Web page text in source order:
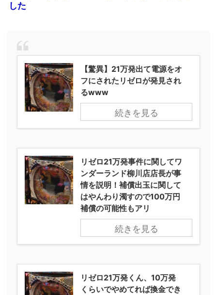
した
【驚異】21万発出て電源をオ
フにされたリゼロが発見され
るwww
続きを見る
リゼロ21万発事件に関してワ
ンダーランド柳川店店長が事
情を説明！補償出玉に関して
はやんわり濁すので100万円
補償の可能性もアリ
続きを見る
リゼロ21万発くん、10万発
くらいでやめてれば換金でき